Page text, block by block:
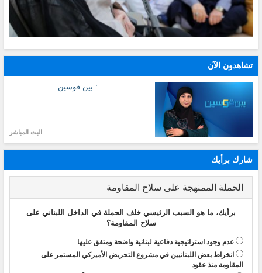
تشاهدون الآن
: بين قوسين
البث المباشر
شارك برأيك
الحملة الممنهجة على سلاح المقاومة
برأيك، ما هو السبب الرئيسي خلف الحملة في الداخل اللبناني على
سلاح المقاومة؟
عدم وجود استراتيجية دفاعية لبنانية واضحة ومتفق عليها
انخراط بعض اللبنانيين في مشروع التحريض الأميركي المستمر على
المقاومة منذ عقود